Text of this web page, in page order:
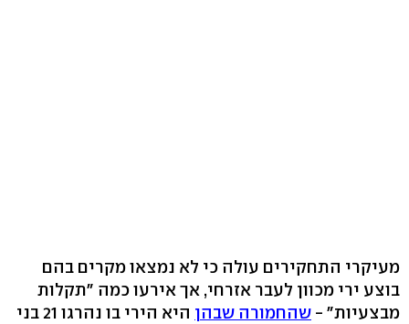
מעיקרי התחקירים עולה כי לא נמצאו מקרים בהם
בוצע ירי מכוון לעבר אזרחי, אך אירעו כמה "תקלות
מבצעיות" - שהחמורה שבהן
היא הירי בו נהרגו 21 בני